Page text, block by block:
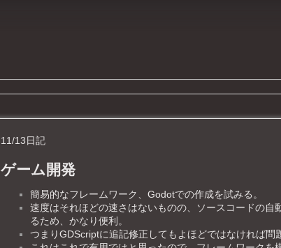
11/13日記
ゲーム開発
簡易的なフレームワーク、Godotでの作成を試みる。
速度はそれほどの速さはないものの、ソースコードの自
るため、かなり便利。
つまりGDScriptに追記修正してもよほどではなければ問